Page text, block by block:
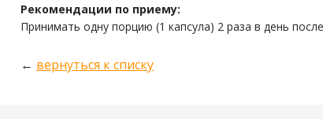
Рекомендации по приему:
Принимать одну порцию (1 капсула) 2 раза в день
← вернуться к списку